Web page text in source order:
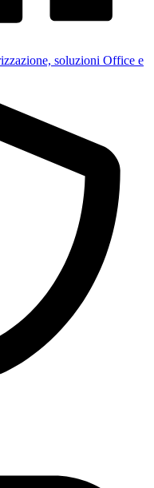
soluzioni Office e